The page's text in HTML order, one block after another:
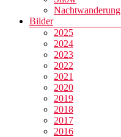
Nachtwanderung
Bilder
2025
2024
2023
2022
2021
2020
2019
2018
2017
2016